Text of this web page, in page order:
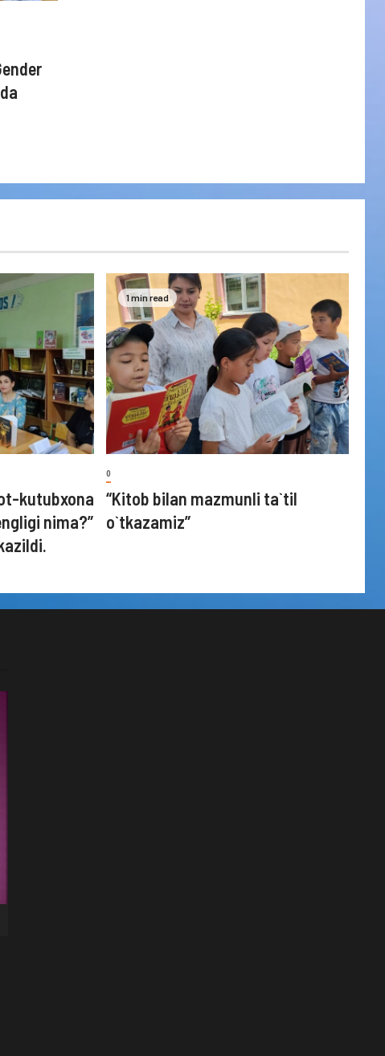
kutubxona
nima?”
1 min read
0
“Kitob bilan mazmunli ta`til
o`tkazamiz”